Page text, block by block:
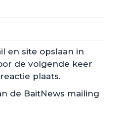
en site opslaan in
de volgende keer
plaats.
de BaitNews mailing